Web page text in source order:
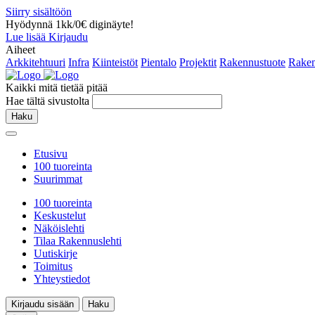
Siirry sisältöön
Hyödynnä 1kk/0€ diginäyte!
Lue lisää Kirjaudu
Aiheet
Arkkitehtuuri Infra Kiinteistöt Pientalo Projektit Rakennustuote
Kaikki mitä tietää pitää
Hae tältä sivustolta
Haku
Etusivu
100 tuoreinta
Suurimmat
100 tuoreinta
Keskustelut
Näköislehti
Tilaa Rakennuslehti
Uutiskirje
Toimitus
Yhteystiedot
Kirjaudu sisään
Haku